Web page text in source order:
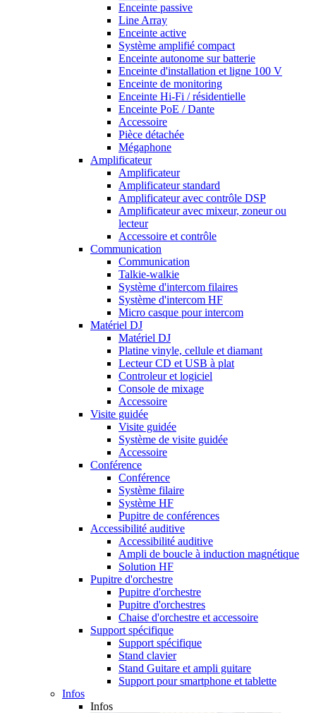
Enceinte passive
Line Array
Enceinte active
Système amplifié compact
Enceinte autonome sur batterie
Enceinte d'installation et ligne 100 V
Enceinte de monitoring
Enceinte Hi-Fi / résidentielle
Enceinte PoE / Dante
Accessoire
Pièce détachée
Mégaphone
Amplificateur
Amplificateur
Amplificateur standard
Amplificateur avec contrôle DSP
Amplificateur avec mixeur, zoneur ou
lecteur
Accessoire et contrôle
Communication
Communication
Talkie-walkie
Système d'intercom filaires
Système d'intercom HF
Micro casque pour intercom
Matériel DJ
Matériel DJ
Platine vinyle, cellule et diamant
Lecteur CD et USB à plat
Controleur et logiciel
Console de mixage
Accessoire
Visite guidée
Visite guidée
Système de visite guidée
Accessoire
Conférence
Conférence
Système filaire
Système HF
Pupitre de conférences
Accessibilité auditive
Accessibilité auditive
Ampli de boucle à induction magnétique
Solution HF
Pupitre d'orchestre
Pupitre d'orchestre
Pupitre d'orchestres
Chaise d'orchestre et accessoire
Support spécifique
Support spécifique
Stand clavier
Stand Guitare et ampli guitare
Support pour smartphone et tablette
Infos
Infos